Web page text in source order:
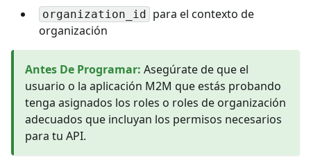
organization_id
para el contexto de
organización
Antes De Programar: Asegúrate de que el
usuario o la aplicación M2M que estás probando
tenga asignados los roles o roles de organización
adecuados que incluyan los permisos necesarios
para tu API.